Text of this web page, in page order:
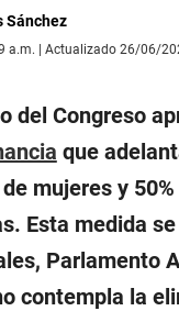
Sánchez
a.m. | Actualizado 26/06/
del Congreso
que
mujeres y
Esta medida
Parlamento
contempla la